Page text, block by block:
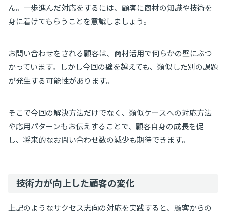
ん。一歩進んだ対応をするには、顧客に商材の知識や技術を
身に着けてもらうことを意識しましょう。
お問い合わせをされる顧客は、商材活用で何らかの壁にぶつ
かっています。しかし今回の壁を越えても、類似した別の課題
が発生する可能性があります。
そこで今回の解決方法だけでなく、類似ケースへの対応方法
や応用パターンもお伝えすることで、顧客自身の成長を促
し、将来的なお問い合わせ数の減少も期待できます。
技術力が向上した顧客の変化
上記のようなサクセス志向の対応を実践すると、顧客からの